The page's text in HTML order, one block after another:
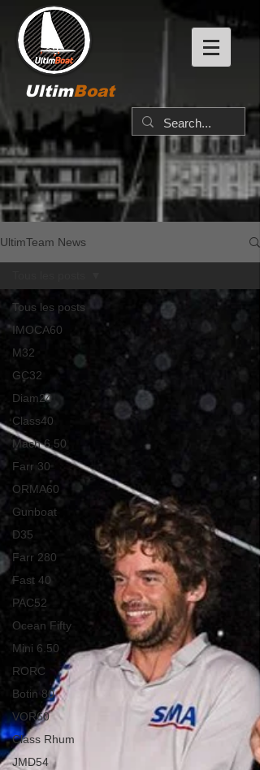
UltimBoat
UltimTeam News
Tous les posts
IMOCA60
M32
GC32
Diam24
Class40
Mach 6.50
Farr 30
ORMA60
Gunboat
D35
Farr 280
Fast 40
PAC52
Ocean Fifty
Mini 6.50
RORC
Botin 80
VOR60
Class Rhum
JMD54